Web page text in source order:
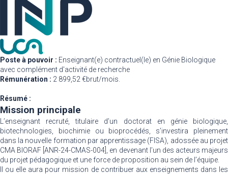
Poste à pouvoir : Enseignant(e) contractuel(le) en Génie Biologique
avec complément d'activité de recherche
Rémunération : 2 899,52 €brut/mois.
Résumé :
Mission principale
L’enseignant recruté, titulaire d’un doctorat en génie biologique,
biotechnologies, biochimie ou bioprocédés, s’investira pleinement
dans la nouvelle formation par apprentissage (FISA), adossée au projet
CMA BIORAF [ANR-24-CMAS-004], en devenant l’un des acteurs majeurs
du projet pédagogique et une force de proposition au sein de l’équipe.
Il ou elle aura pour mission de contribuer aux enseignements dans les